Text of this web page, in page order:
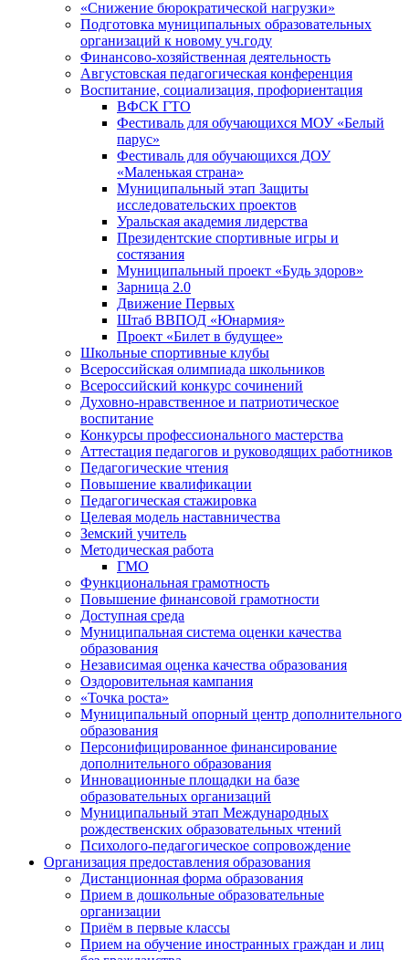
«Снижение бюрократической нагрузки»
Подготовка муниципальных образовательных
организаций к новому уч.году
Финансово-хозяйственная деятельность
Августовская педагогическая конференция
Воспитание, социализация, профориентация
ВФСК ГТО
Фестиваль для обучающихся МОУ «Белый
парус»
Фестиваль для обучающихся ДОУ
«Маленькая страна»
Муниципальный этап Защиты
исследовательских проектов
Уральская академия лидерства
Президентские спортивные игры и
состязания
Муниципальный проект «Будь здоров»
Зарница 2.0
Движение Первых
Штаб ВВПОД «Юнармия»
Проект «Билет в будущее»
Школьные спортивные клубы
Всероссийская олимпиада школьников
Всероссийский конкурс сочинений
Духовно-нравственное и патриотическое
воспитание
Конкурсы профессионального мастерства
Аттестация педагогов и руководящих работников
Педагогические чтения
Повышение квалификации
Педагогическая стажировка
Целевая модель наставничества
Земский учитель
Методическая работа
ГМО
Функциональная грамотность
Повышение финансовой грамотности
Доступная среда
Муниципальная система оценки качества
образования
Независимая оценка качества образования
Оздоровительная кампания
«Точка роста»
Муниципальный опорный центр дополнительного
образования
Персонифицированное финансирование
дополнительного образования
Инновационные площадки на базе
образовательных организаций
Муниципальный этап Международных
рождественских образовательных чтений
Психолого-педагогическое сопровождение
Организация предоставления образования
Дистанционная форма образования
Прием в дошкольные образовательные
организации
Приём в первые классы
Прием на обучение иностранных граждан и лиц